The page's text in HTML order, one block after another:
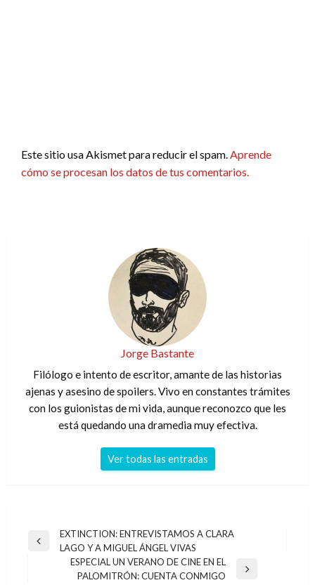
Este sitio usa Akismet para reducir el spam.Aprende
cómo se procesan los datos de tus comentarios.
Jorge Bastante
Filólogo e intento de escritor, amante de las historias
ajenas y asesino de spoilers. Vivo en constantes trámites
con los guionistas de mi vida, aunque reconozco que les
está quedando una dramedia muy efectiva.
Ver todas las entradas
Navegación
entradas
Entrada
EXTINCTION: ENTREVISTAMOS A CLARA
LAGO Y A MIGUEL ÁNGEL VIVAS
ESPECIAL UN VERANO DE CINE EN EL
PALOMITRÓN: CUENTA CONMIGO